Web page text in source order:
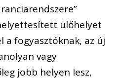
”
ülőhelyet
a fogyasztóknak, az új
vagy
jobb helyen lesz,